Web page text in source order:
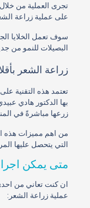
تجرى العملية من
على عملية زراعة
سوف تعمل الخلايا
البصيلات للنمو من
زراعة الشعر
تعتمد هذه التقنية
بها الدكتور هادي
زرعها مباشرةً في
من اهم مميزات هذه
التي يتحصل عليها
متى يمكن
ان كنت تعاني من
عملية زراعة الشعر: